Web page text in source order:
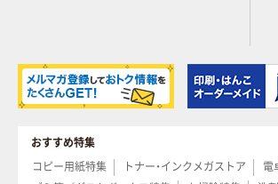
おすすめ特集
コピー用紙特集
トナー・インクメガストア 電